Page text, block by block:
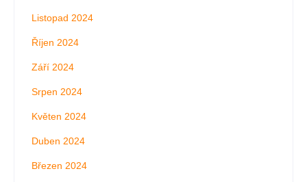
Listopad 2024
Říjen 2024
Září 2024
Srpen 2024
Květen 2024
Duben 2024
Březen 2024